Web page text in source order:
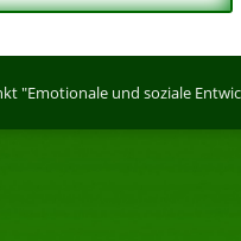
"Emotionale und soziale